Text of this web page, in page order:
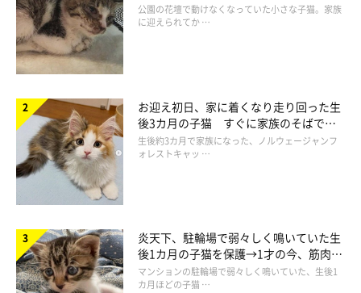
オトナっぽくなった？ にゃーちゃんの最近の様子
飼い主さん：
「性格は好奇心旺盛で愛嬌たっぷり。私の帰宅を玄関前で待って
くれるなど、毎日癒やされています。
袋をガサガサするとおやつをもらえると思い近づいてくるのです
が、こうした姿も成長のひとつかなと思っています（笑）」
と“姉妹”のような関係に
公園の花壇で動けなくなっていた小さな子猫。家族
に迎えられてか …
お迎え初日、家に着くなり走り回った生
後3カ月の子猫 すぐに家族のそばで落
ち着く姿に「迎えてよかった」
生後約3カ月で家族になった、ノルウェージャンフ
ォレストキャッ …
炎天下、駐輪場で弱々しく鳴いていた生
後1カ月の子猫を保護→1才の今、筋肉質
でツンデレなコに成長
マンションの駐輪場で弱々しく鳴いていた、生後1
カ月ほどの子猫 …